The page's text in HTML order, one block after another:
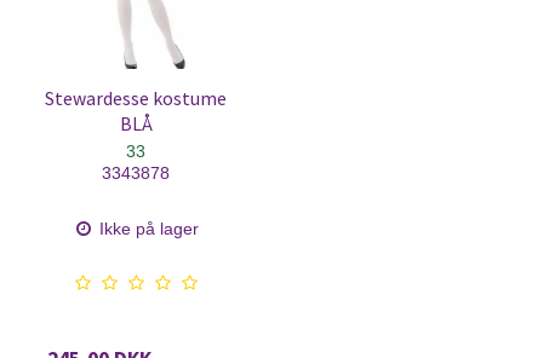
Stewardesse kostume
BLÅ
33
3343878
Ikke på lager